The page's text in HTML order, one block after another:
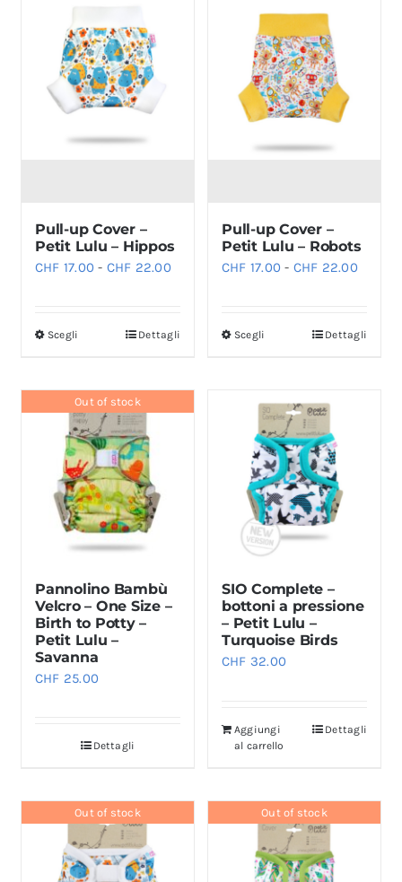
opzioni
possono
essere
nella
Le
opzioni
possono
essere
scelte
nella
Pull-up Cover –
Petit Lulu – Hippos
CHF 17.00 - CHF 22.00Fascia
da
a
CHF 22.00
Scegli
ha
più
varianti.
Le
opzioni
possono
nella
pagina
del
prodotto
Dettagli
Pull-up Cover –
Petit Lulu – Robots
CHF 17.00 - CHF 22.00Fascia
da
Scegli
più
varianti.
Le
opzioni
possono
essere
nella
pagina
del
prodotto
Dettagli
Out of stock
Pannolino Bambù
Velcro – One Size –
Birth to Potty –
Petit Lulu –
Savanna
CHF 25.00
Dettagli
SIO Complete –
bottoni a pressione
– Petit Lulu –
Turquoise Birds
CHF 32.00
Aggiungi
al carrello
Dettagli
Out of stock Out of stock